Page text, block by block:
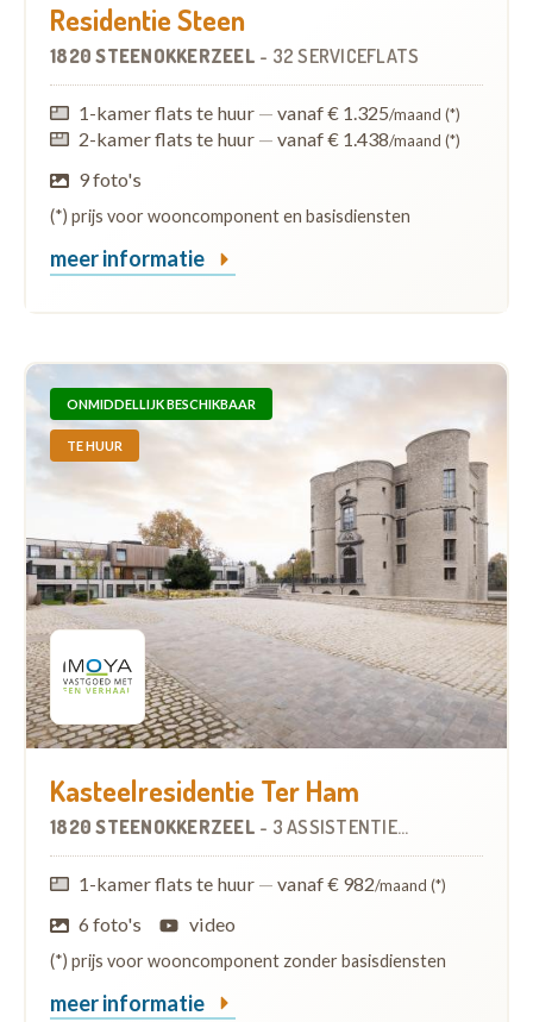
Residentie Steen
1820 STEENOKKERZEEL - 32 SERVICEFLATS
1-kamer flats te huur — vanaf € 1.325/maand (*)
2-kamer flats te huur — vanaf € 1.438/maand (*)
9 foto's
(*) prijs voor wooncomponent en basisdiensten
meer informatie
ONMIDDELLIJK BESCHIKBAAR
TE HUUR
Kasteelresidentie Ter Ham
1820 STEENOKKERZEEL - 3 ASSISTENTIEWONINGEN
1-kamer flats te huur — vanaf € 982/maand (*)
6 foto's video
(*) prijs voor wooncomponent zonder basisdiensten
meer informatie